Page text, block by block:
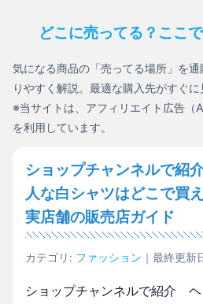
どこに売ってる？ここ
気になる商品の「売ってる場所」を
りやすく解説。最適な購入先がすぐに
※当サイトは、アフィリエイト広告（
を利用しています。
ショップチャンネルで紹
人な白シャツはどこで買
実店舗の販売店ガイド
カテゴリ: ファッション ｜最終更新
ショップチャンネルで紹介